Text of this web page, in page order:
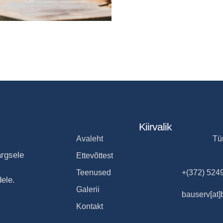
Kiirvalik
Avaleht
Ettevõttest
Teenused
Galerii
Kontakt
+(372)